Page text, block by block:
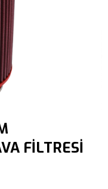
FİLTRESİ